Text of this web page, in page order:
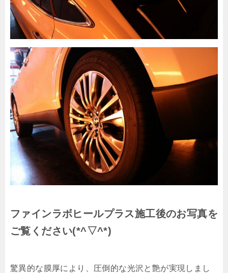
ファインラボヒールプラス施工後のお写真を
ご覧ください(*^▽^*)
驚異的な膜厚により、圧倒的な光沢と艶が実現しまし